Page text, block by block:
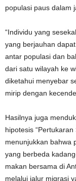
populasi paus dalam
“Individu yang
yang berjauhan
antar populasi dan
dari satu wilayah ke
diketahui menyebar
mirip dengan
Hasilnya juga
hipotesis
menunjukkan bahwa
yang berbeda
makan bersama di
melalui jalur migrasi